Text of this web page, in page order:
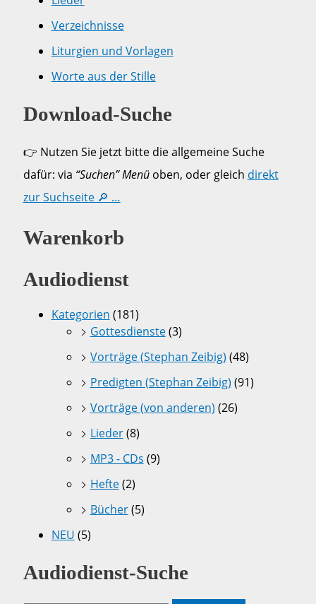
Verzeichnisse
Liturgien und Vorlagen
Worte aus der Stille
Download-Suche
👉 Nutzen Sie jetzt bitte die allgemeine Suche
dafür: via “Suchen” Menüoben, oder gleich direkt
zur Suchseite 🔎 …
Warenkorb
Audiodienst
Kategorien (181)
Gottesdienste(3)
Vorträge (Stephan Zeibig) (48)
Predigten (Stephan Zeibig) (91)
Vorträge (von anderen) (26)
Lieder(8)
MP3 - CDs (9)
Hefte(2)
Bücher(5)
NEU (5)
Audiodienst-Suche